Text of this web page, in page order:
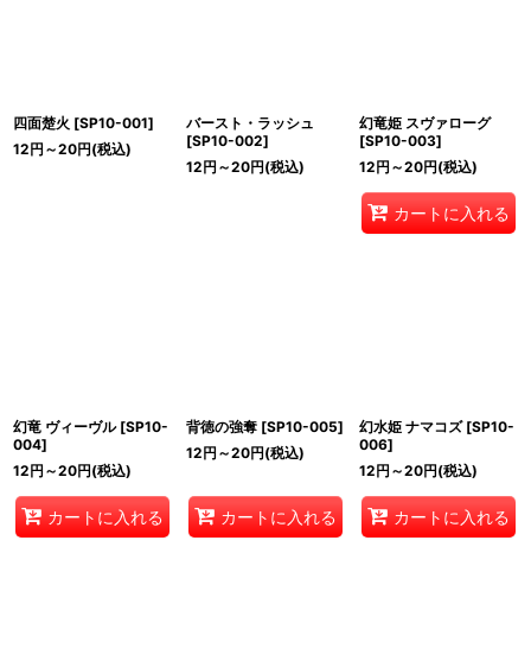
四面楚火 [SP10-001]
12円 ～20円(税込)
バースト・ラッシュ
[SP10-002]
12円 ～20円(税込)
幻竜姫 スヴァローグ
[SP10-003]
12円 ～20円(税込)
カートに入れる
幻竜 ヴィーヴル [SP10-
004]
12円 ～20円(税込)
カートに入れる
背徳の強奪 [SP10-005]
12円 ～20円(税込)
カートに入れる
幻水姫 ナマコズ [SP10-
006]
12円 ～20円(税込)
カートに入れる